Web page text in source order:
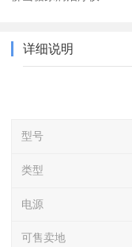
详细说明
型号
类型
电源
可售卖地